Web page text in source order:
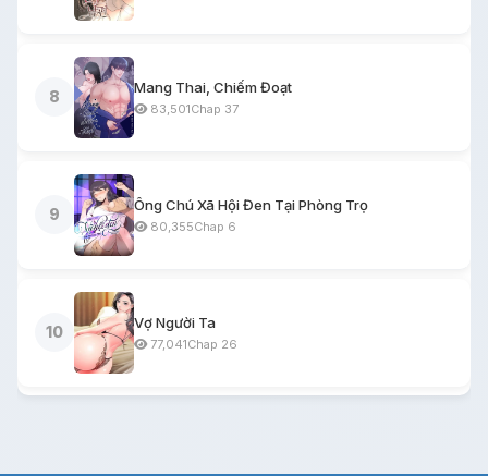
8
Mang Thai, Chiếm Đoạt
83,501Chap 37
9
Ông Chú Xã Hội Đen Tại Phòng Trọ
80,355Chap 6
10
Vợ Người Ta
77,041Chap 26